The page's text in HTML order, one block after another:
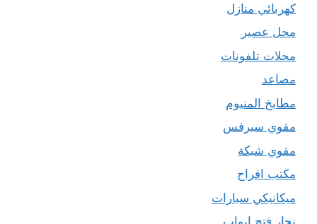
كهربائي منازل
محل عصير
محلات تلفونات
مصاعد
مطابخ المنيوم
مقوي سيرفس
مقوي شبكة
مكتب افراح
ميكانيكي سيارات